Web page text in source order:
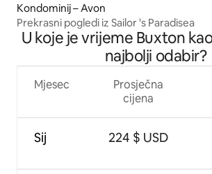
Kondominij – Avon
Prekrasni pogledi iz Sailor 's Paradisea
U koje je vrijeme Buxton
najbolji odabir?
Mjesec
Sij
Prosječna
cijena
224 $ USD